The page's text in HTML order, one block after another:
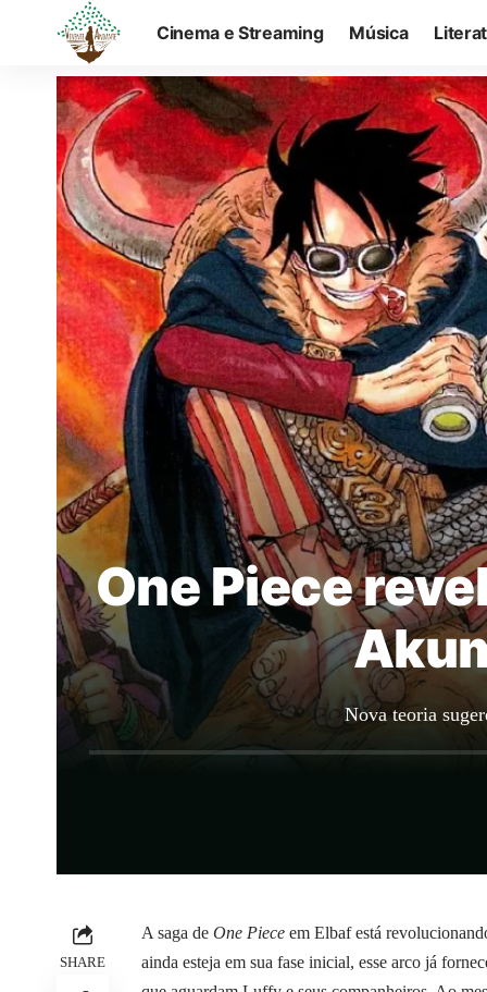
Cinema e Streaming Música
One Piece
Nova teoria
SHARE
A saga de One Piece em Elbaf está
ainda esteja em sua fase inicial, esse arco já